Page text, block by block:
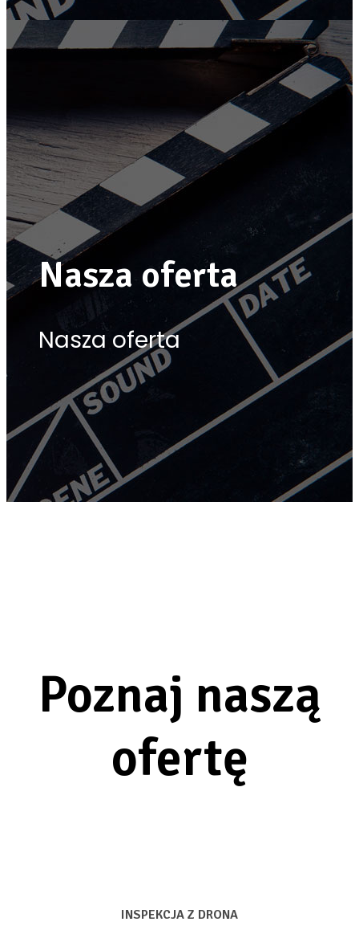
Nasza oferta
Nasza oferta
Poznaj naszą
ofertę
INSPEKCJA Z DRONA